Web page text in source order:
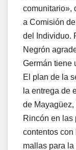
comunitario»,
a Comisión
del Individuo.
Negrón
Germán tiene
El plan de la
la entrega de
de
Rincón en las
contentos con
mallas para